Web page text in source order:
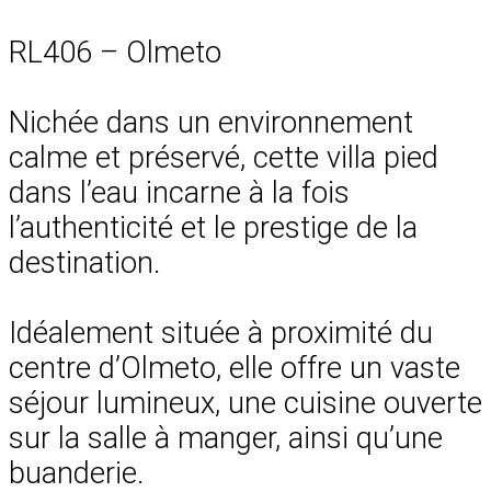
RL406 – Olmeto
Nichée dans un environnement
calme et préservé, cette villa pied
dans l’eau incarne à la fois
l’authenticité et le prestige de la
destination.
Idéalement située à proximité du
centre d’Olmeto, elle offre un vaste
séjour lumineux, une cuisine ouverte
sur la salle à manger, ainsi qu’une
buanderie.